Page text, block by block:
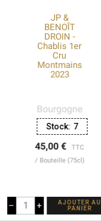
JP &
BENOÎT
DROIN -
Chablis 1er
Cru
Montmains
2023
Bourgogne
Stock: 7
45,00 €
TTC
Bouteille (75cl)
– +
AJOUTER AU
PANIER